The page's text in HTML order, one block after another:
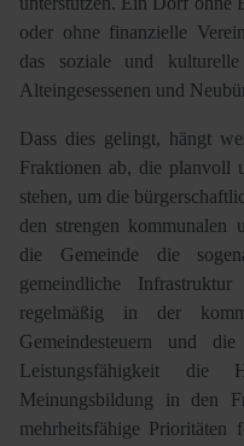
oder ohne finanzielle
das soziale und
Alteingesessenen und
Dass dies gelingt, hängt
Fraktionen ab, die planvoll
stehen, um die
den strengen kommunalen
die Gemeinde die
gemeindliche
regelmäßig in der
Gemeindesteuern und
Leistungsfähigkeit die
Meinungsbildung in den
mehrheitsfähige Prioritäten